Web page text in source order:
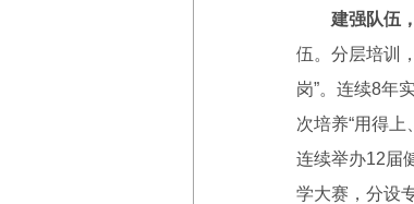
建强队伍
伍。分层培训
岗”。连续8年
次培养“用得上
连续举办12届
学大赛，分设